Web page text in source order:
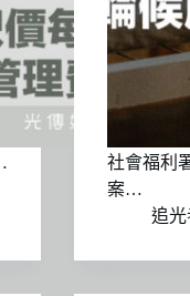
社會福利
案…
追